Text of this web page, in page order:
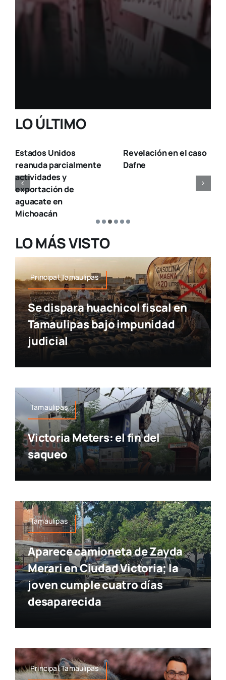
LISTA, NO VOTAN
PERO COBRAN
LO ÚLTIMO
Estados Unidos
reanuda parcialmente
actividades y
exportación de
aguacate en
Michoacán
Revelación en el caso
Dafne
LO MÁS VISTO
Principal,Tamaulipas
Se dispara huachicol fiscal en
Tamaulipas bajo impunidad
judicial
Tamaulipas
Victoria Meters: el fin del
saqueo
Tamaulipas
Aparece camioneta de Zayda
Merari en Ciudad Victoria; la
joven cumple cuatro días
desaparecida
Principal,Tamaulipas